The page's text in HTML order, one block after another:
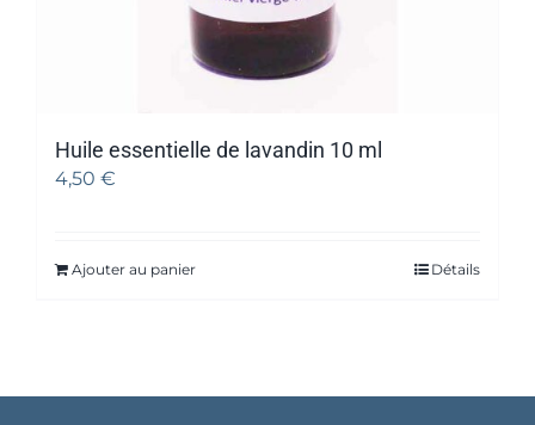
Huile essentielle de lavandin 10 ml
4,50 €
Ajouter au panier Détails